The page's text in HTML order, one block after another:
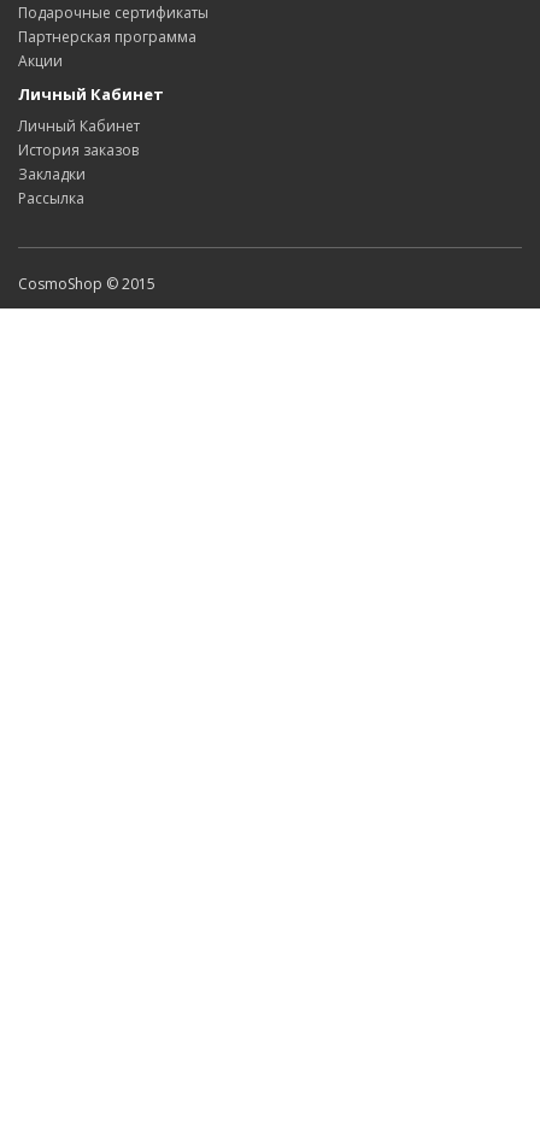
Подарочные сертификаты
Партнерская программа
Акции
Личный Кабинет
Личный Кабинет
История заказов
Закладки
Рассылка
CosmoShop © 2015